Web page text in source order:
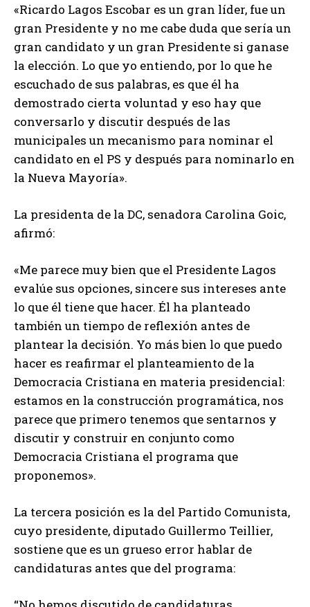
«Ricardo Lagos Escobar es un gran líder, fue un
gran Presidente y no me cabe duda que sería un
gran candidato y un gran Presidente si ganase
la elección. Lo que yo entiendo, por lo que he
escuchado de sus palabras, es que él ha
demostrado cierta voluntad y eso hay que
conversarlo y discutir después de las
municipales un mecanismo para nominar el
candidato en el PS y después para nominarlo en
la Nueva Mayoría».
La presidenta de la DC, senadora Carolina Goic,
afirmó:
«Me parece muy bien que el Presidente Lagos
evalúe sus opciones, sincere sus intereses ante
lo que él tiene que hacer. Él ha planteado
también un tiempo de reflexión antes de
plantear la decisión. Yo más bien lo que puedo
hacer es reafirmar el planteamiento de la
Democracia Cristiana en materia presidencial:
estamos en la construcción programática, nos
parece que primero tenemos que sentarnos y
discutir y construir en conjunto como
Democracia Cristiana el programa que
proponemos».
La tercera posición es la del Partido Comunista,
cuyo presidente, diputado Guillermo Teillier,
sostiene que es un grueso error hablar de
candidaturas antes que del programa: